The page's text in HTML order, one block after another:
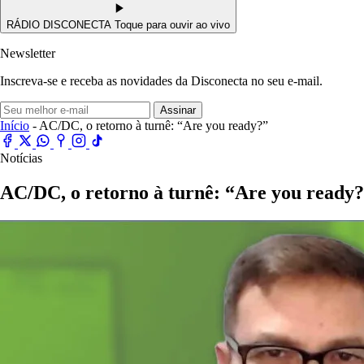
RÁDIO DISCONECTA Toque para ouvir ao vivo
Newsletter
Inscreva-se e receba as novidades da Disconecta no seu e-mail.
Assinar
Início - AC/DC, o retorno à turnê: “Are you ready?”
Notícias
AC/DC, o retorno à turnê: “Are you